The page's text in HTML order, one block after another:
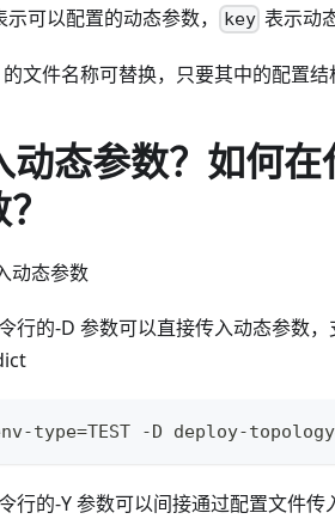
示可以配置的动态参数， key表示动
文件名称可替换，只要其中的配置结
动态参数？如何
动态参数
行的-D 参数可以直接传入动态参
type=TEST -D deploy-topology
行的-Y 参数可以间接通过配置文件传